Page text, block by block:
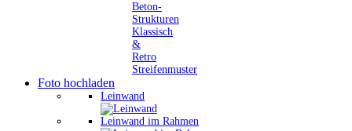
Beton-
Strukturen
Klassisch
&
Retro
Streifenmuster
Foto hochladen
Leinwand
Leinwand im Rahmen